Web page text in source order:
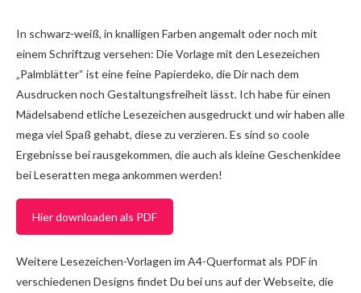
In schwarz-weiß, in knalligen Farben angemalt oder noch mit
einem Schriftzug versehen: Die Vorlage mit den Lesezeichen
„Palmblätter“ ist eine feine Papierdeko, die Dir nach dem
Ausdrucken noch Gestaltungsfreiheit lässt. Ich habe für einen
Mädelsabend etliche Lesezeichen ausgedruckt und wir haben alle
mega viel Spaß gehabt, diese zu verzieren. Es sind so coole
Ergebnisse bei rausgekommen, die auch als kleine Geschenkidee
bei Leseratten mega ankommen werden!
Hier downloaden als PDF
Weitere Lesezeichen-Vorlagen im A4-Querformat als PDF in
verschiedenen Designs findet Du bei uns auf der Webseite, die